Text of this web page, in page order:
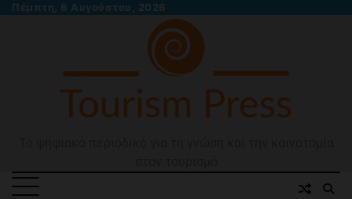
SkipΠέμπτη, 6 Αυγούστου, 2026